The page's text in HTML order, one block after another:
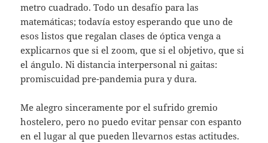
metro cuadrado. Todo un desafío para las
matemáticas; todavía estoy esperando que uno de
esos listos que regalan clases de óptica venga a
explicarnos que si el zoom, que si el objetivo, que si
el ángulo. Ni distancia interpersonal ni gaitas:
promiscuidad pre-pandemia pura y dura.
Me alegro sinceramente por el sufrido gremio
hostelero, pero no puedo evitar pensar con espanto
en el lugar al que pueden llevarnos estas actitudes.